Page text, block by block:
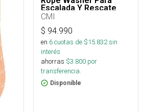
Escalada Y Rescate
CMI
$ 94.990
en 6cuotas de $15.832sin
interés
ahorras $3.800 por
transferencia.
Disponible